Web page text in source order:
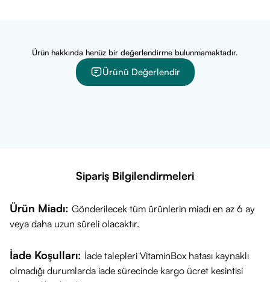
Ürün hakkında henüz bir değerlendirme bulunmamaktadır.
Ürünü Değerlendir
Sipariş Bilgilendirmeleri
Ürün Miadı: Gönderilecek tüm ürünlerin miadı en az 6 ay
veya daha uzun süreli olacaktır.
İade Koşulları: İade talepleri VitaminBox hatası kaynaklı
olmadığı durumlarda iade sürecinde kargo ücret kesintisi